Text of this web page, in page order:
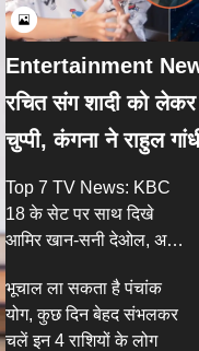
Entertainment
रचित संग शादी को लेकर
चुप्पी, कंगना ने राहुल
Top 7 TV News: KBC
18 के सेट पर साथ दिखे
आमिर खान-सनी देओल, अमन
कभी बहू थी 2
भूचाल ला सकता है पंचांक
योग, कुछ दिन बेहद संभलकर
चलें इन 4 राशियों के लोग